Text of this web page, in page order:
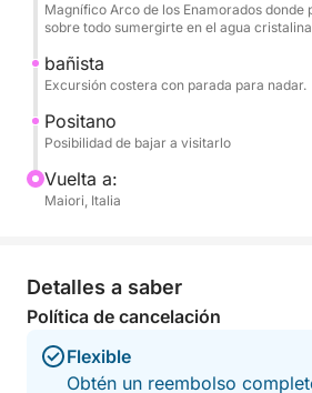
El precio incluye la
patrón, bebidas a bordo y toallas
solo te preocupes de disfrutar del
Esta experiencia es la opción
desean descubrir la Costa
de una manera auténtica, relajada
creando recuerdos especiales
Combustible incluido.
obtener más información y
embarcación de alto rendimiento
Magnífico Arco de los Enamorados donde
sobre todo sumergirte en el agua
bañista
Excursión costera con parada para nadar.
Positano
Posibilidad de bajar a visitarlo
Vuelta a:
Maiori, Italia
Detalles a saber
Política de cancelación
Flexible
Obtén un reembolso